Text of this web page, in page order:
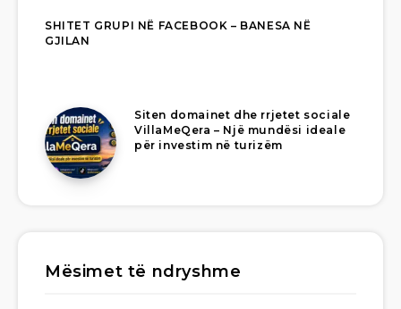
SHITET GRUPI NË FACEBOOK – BANESA NË
GJILAN
Siten domainet dhe rrjetet sociale
VillaMeQera – Një mundësi ideale
për investim në turizëm
Mësimet të ndryshme